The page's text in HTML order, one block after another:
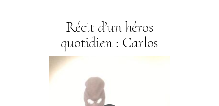
Récit d’un héros
quotidien : Carlos